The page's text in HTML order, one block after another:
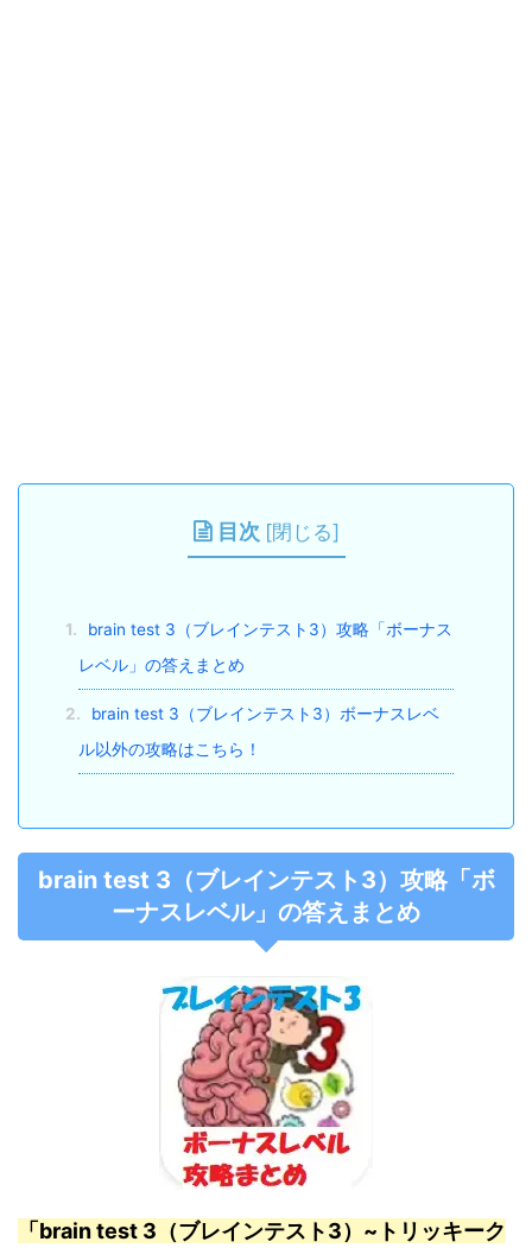
目次 [閉じる]
1.
brain test 3（ブレインテスト3）攻略「ボーナス
レベル」の答えまとめ
2.
brain test 3（ブレインテスト3）ボーナスレベ
ル以外の攻略はこちら！
brain test 3（ブレインテスト3）攻略「ボ
ーナスレベル」の答えまとめ
「brain test 3（ブレインテスト3）~トリッキーク